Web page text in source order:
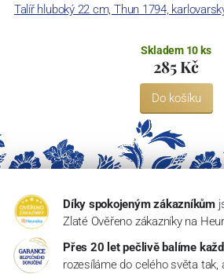
Talíř hluboký 22 cm, Thun 1794,
Skladem 10 ks
285 Kč
Do košíku
Díky spokojeným zákazníkům
Zlaté Ověřeno zákazníky na
Přes 20 let pečlivě balíme
rozesíláme do celého světa tak,